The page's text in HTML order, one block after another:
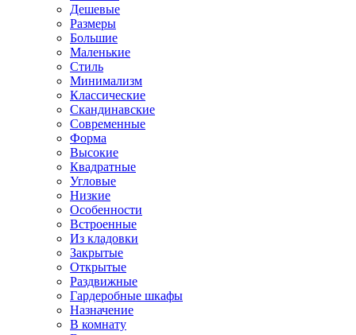
Дешевые
Размеры
Большие
Маленькие
Стиль
Минимализм
Классические
Скандинавские
Современные
Форма
Высокие
Квадратные
Угловые
Низкие
Особенности
Встроенные
Из кладовки
Закрытые
Открытые
Раздвижные
Гардеробные шкафы
Назначение
В комнату